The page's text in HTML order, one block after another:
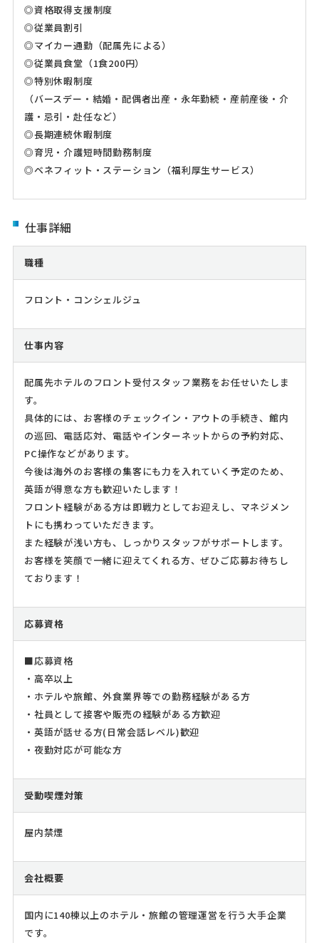
◎資格取得支援制度
◎従業員割引
◎マイカー通勤（配属先による）
◎従業員食堂（1食200円）
◎特別休暇制度
（バースデー・結婚・配偶者出産・永年勤続・産前産後・介
護・忌引・赴任など）
◎長期連続休暇制度
◎育児・介護短時間勤務制度
◎ベネフィット・ステーション（福利厚生サービス）
仕事詳細
職種
フロント・コンシェルジュ
仕事内容
配属先ホテルのフロント受付スタッフ業務をお任せいたしま
す。
具体的には、お客様のチェックイン・アウトの手続き、館内
の巡回、電話応対、電話やインターネットからの予約対応、
PC操作などがあります。
今後は海外のお客様の集客にも力を入れていく予定のため、
英語が得意な方も歓迎いたします！
フロント経験がある方は即戦力としてお迎えし、マネジメン
トにも携わっていただきます。
また経験が浅い方も、しっかりスタッフがサポートします。
お客様を笑顔で一緒に迎えてくれる方、ぜひご応募お待ちし
ております！
応募資格
■応募資格
・高卒以上
・ホテルや旅館、外食業界等での勤務経験がある方
・社員として接客や販売の経験がある方歓迎
・英語が話せる方(日常会話レベル)歓迎
・夜勤対応が可能な方
受動喫煙対策
屋内禁煙
会社概要
国内に140棟以上のホテル・旅館の管理運営を行う大手企業
です。